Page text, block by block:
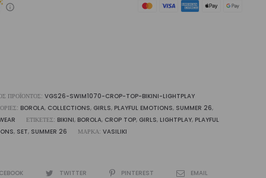
ΠΡΟΪΌΝΤΟΣ: VGS26-SWIM1070-CROP-TOP-BIKINI-LIGHTPLAY
BOROLA, COLLECTIONS, GIRLS, PLAYFUL EMOTIONS, SUMMER 26,
ΕΤΙΚΈΤΕΣ: BIKINI, BOROLA, CROP TOP, GIRLS, LIGHTPLAY, PLAYFUL
, SET, SUMMER 26 ΜΆΡΚΑ: VASILIKI
TWITTER PINTEREST EMAIL